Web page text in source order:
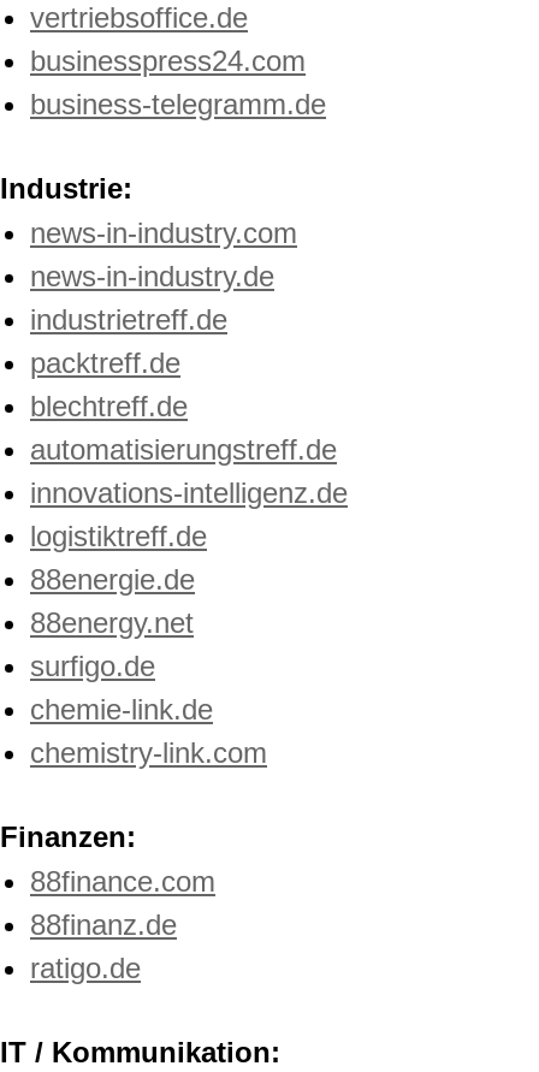
vertriebsoffice.de
businesspress24.com
business-telegramm.de
Industrie:
news-in-industry.com
news-in-industry.de
industrietreff.de
packtreff.de
blechtreff.de
automatisierungstreff.de
innovations-intelligenz.de
logistiktreff.de
88energie.de
88energy.net
surfigo.de
chemie-link.de
chemistry-link.com
Finanzen:
88finance.com
88finanz.de
ratigo.de
IT / Kommunikation: